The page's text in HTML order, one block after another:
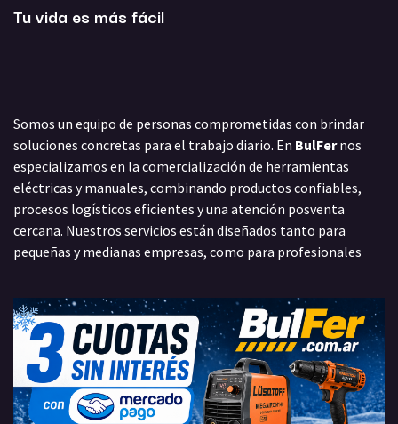
Tu vida es más fácil
Somos un equipo de personas comprometidas con brindar
soluciones concretas para el trabajo diario. En BulFernos
especializamos en la comercialización de herramientas
eléctricas y manuales, combinando productos confiables,
procesos logísticos eficientes y una atención posventa
cercana. Nuestros servicios están diseñados tanto para
pequeñas y medianas empresas, como para profesionales